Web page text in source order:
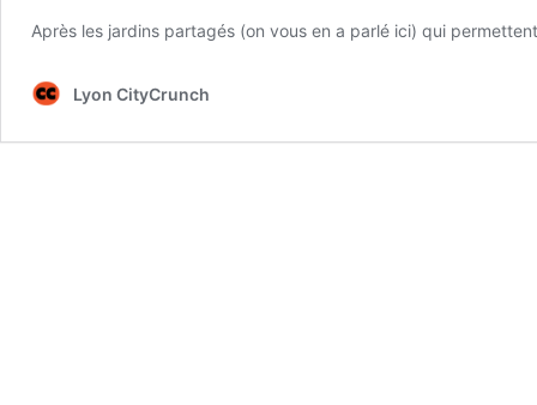
Après les jardins partagés (on vous en a parlé ici) qui
Lyon CityCrunch